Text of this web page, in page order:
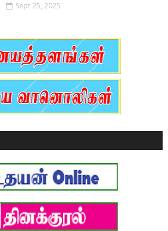
Sept 25, 2025